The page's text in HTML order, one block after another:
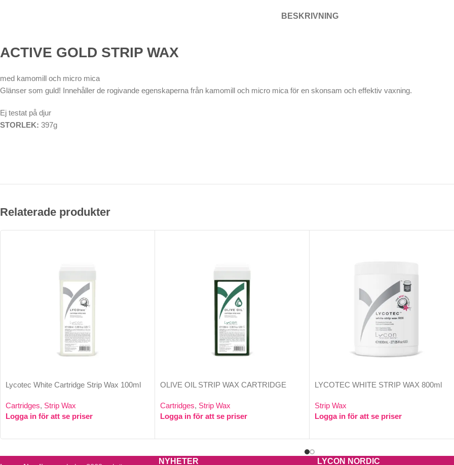
BESKRIVNING
ACTIVE GOLD STRIP WAX
med kamomill och micro mica
Glänser som guld! Innehåller de rogivande egenskaperna från kamomill och micro mica för en skonsam och effektiv vaxning.
Ej testat på djur
STORLEK: 397g
Relaterade produkter
Lycotec White Cartridge Strip Wax 100ml
Cartridges, Strip Wax
Logga in för att se priser
OLIVE OIL STRIP WAX CARTRIDGE
Cartridges, Strip Wax
Logga in för att se priser
LYCOTEC WHITE STRIP WAX 800ml
Strip Wax
Logga in för att se priser
NYHETER LYCON NORDIC